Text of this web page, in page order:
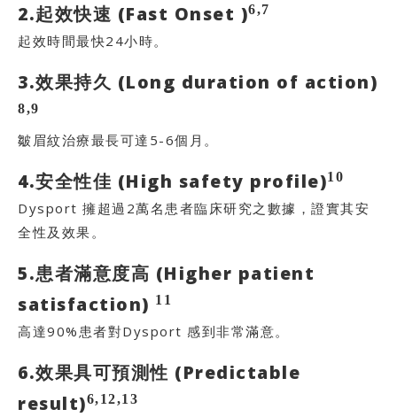
2.起效快速 (Fast Onset )6,7
起效時間最快24小時。
3.效果持久 (Long duration of action)
8,9
皺眉紋治療最長可達5-6個月。
4.安全性佳 (High safety profile)10
Dysport 擁超過2萬名患者臨床研究之數據，證實其安
全性及效果。
5.患者滿意度高 (Higher patient
satisfaction) 11
高達90%患者對Dysport 感到非常滿意。
6.效果具可預測性 (Predictable
result)6,12,13